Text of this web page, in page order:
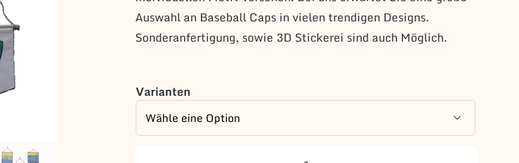
Auswahl an Baseball Caps in vielen trendigen Designs.
Sonderanfertigung, sowie 3D Stickerei sind auch Möglich.
Varianten
